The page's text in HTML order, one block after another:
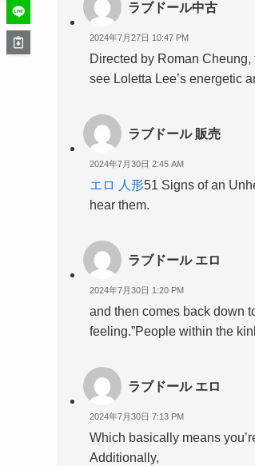
ラブドール中古
2024年7月27日 10:47 PM
Directed by Roman
see Loletta Lee’s energetic
ラブドール 販売
2024年7月30日 2:45 AM
エロ 人形51 Signs of an
hear them.
ラブドール エロ
2024年7月30日 1:20 PM
and then comes back down
feeling.”People within the
ラブドール エロ
2024年7月30日 7:13 PM
Which basically means
Additionally,